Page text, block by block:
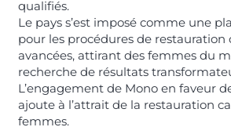
qualifiés.
Le pays s’est imposé comme une
pour les procédures de restauration
avancées, attirant des femmes du
recherche de résultats
L’engagement de Mono en faveur
ajoute à l’attrait de la restauration
femmes.